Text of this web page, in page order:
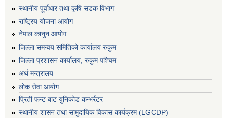
स्थानीय पूर्वाधार तथा कृषि सडक विभाग
राष्ट्रिय योजना आयोग
नेपाल कानुन आयोग
जिल्ला समन्वय समितिको कार्यालय रुकुम
जिल्ला प्रशासन कार्यालय, रुकुम पश्चिम
अर्थ मन्त्रालय
लोक सेवा आयोग
प्रिती फन्ट बाट युनिकोड कन्भर्रटर
स्थानीय शासन तथा सामुदायिक विकास कार्यक्रम (LGCDP)